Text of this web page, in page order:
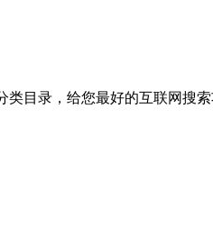
目录，给您最好的互联网搜索